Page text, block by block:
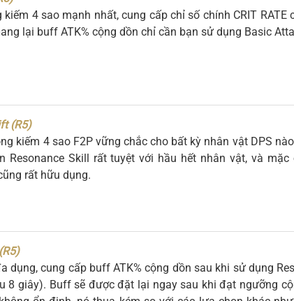
kiếm 4 sao mạnh nhất, cung cấp chỉ số chính CRIT
lại buff ATK% cộng dồn chỉ cần bạn sử dụng Basic
(R5)
kiếm 4 sao F2P vững chắc cho bất kỳ nhân vật DPS
Resonance Skill rất tuyệt với hầu hết nhân vật, và
rất hữu dụng.
dụng, cung cấp buff ATK% cộng dồn sau khi sử dụng
8 giây). Buff sẽ được đặt lại ngay sau khi đạt ngưỡng